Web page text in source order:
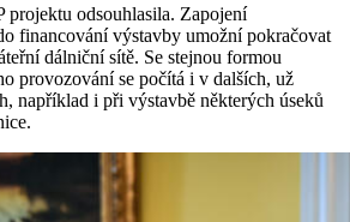
projektu odsouhlasila. Zapojení
financování výstavby umožní pokračovat
dálniční sítě. Se stejnou formou
provozování se počítá i v dalších, už
například i při výstavbě některých úseků